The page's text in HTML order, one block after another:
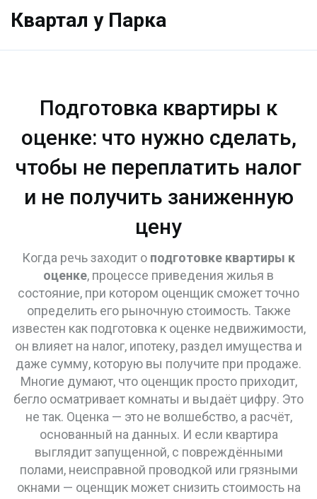
Квартал у Парка
Подготовка квартиры к
оценке: что нужно сделать,
чтобы не переплатить налог
и не получить заниженную
цену
Когда речь заходит о подготовке квартиры к
оценке, процессе приведения жилья в
состояние, при котором оценщик сможет точно
определить его рыночную стоимость. Также
известен как подготовка к оценке недвижимости,
он влияет на налог, ипотеку, раздел имущества и
даже сумму, которую вы получите при продаже.
Многие думают, что оценщик просто приходит,
бегло осматривает комнаты и выдаёт цифру. Это
не так. Оценка — это не волшебство, а расчёт,
основанный на данных. И если квартира
выглядит запущенной, с повреждёнными
полами, неисправной проводкой или грязными
окнами — оценщик может снизить стоимость на